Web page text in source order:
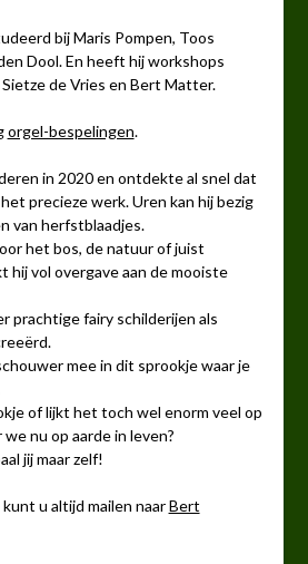
bij Maris Pompen, Toos
Dool. En heeft hij workshops
de Vries en Bert Matter.
orgel-bespelingen.
in 2020 en ontdekte al snel dat
precieze werk. Uren kan hij bezig
van herfstblaadjes.
het bos, de natuur of juist
hij vol overgave aan de mooiste
prachtige fairy schilderijen als
mee in dit sprookje waar je
of lijkt het toch wel enorm veel op
nu op aarde in leven?
jij maar zelf!
u altijd mailen naarBert